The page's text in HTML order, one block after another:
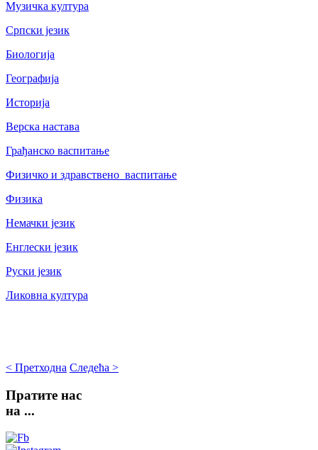
Музичка култура
Српски језик
Биологија
Географија
Историја
Верска настава
Грађанско васпитање
Физичко и здравствено васпитање
Физика
Немачки језик
Енглески језик
Руски језик
Ликовна култура
< Претходна Следећа >
Пратите нас
на ...